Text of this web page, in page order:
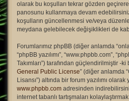
olarak bu koşulları tekrar gözden
panosunu kullanmaya devam
koşulların güncellenmesi ve/veya
meydana gelebilecek değişiklikleri de
Forumlarımız phpBB (diğer anlamda
“phpBB yazılımı”, “www.phpbb.com”,
Takımları”) tarafından güçlendirilmiştir -ki
General Public License” (diğer anlamda
Lisansı”) altında bir forum yazılımı olarak
www.phpbb.com adresinden
internet tabanlı tartışmaları